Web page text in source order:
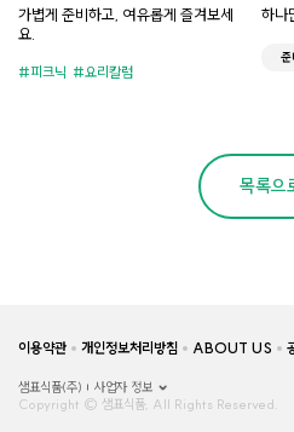
가볍게 준비하고, 여유롭게 즐겨보세
요.
피크닉 요리칼럼
하나
준
목록으
이용약관 개인정보처리방침 ABOUT US
샘표식품(주)
사업자 정보
Copyright © 샘표식품, All Rights Reserved.